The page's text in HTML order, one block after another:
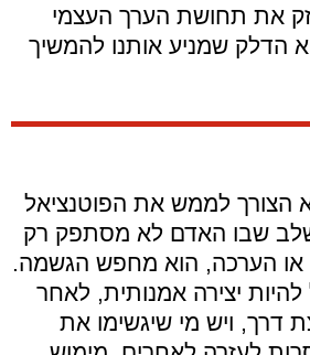
את תחושת הערך העצמי
הדלק שמניע אותנו להמשיך
הצורך לממש את הפוטנציאל
שלב שבו האדם לא מסתפק רק
או הערכה, הוא מחפש הגשמה.
יצירה אמנותית, לאחר
דרך, ויש מי שיגשימו את